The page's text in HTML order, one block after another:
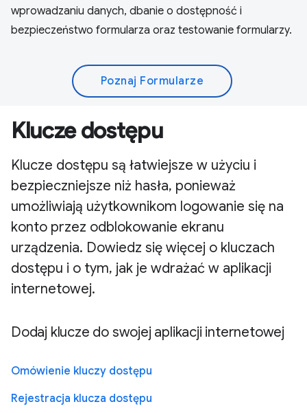
wprowadzaniu danych, dbanie o dostępność i
bezpieczeństwo formularza oraz testowanie formularzy.
Poznaj Formularze
Klucze dostępu
Klucze dostępu są łatwiejsze w użyciu i
bezpieczniejsze niż hasła, ponieważ
umożliwiają użytkownikom logowanie się na
konto przez odblokowanie ekranu
urządzenia. Dowiedz się więcej o kluczach
dostępu i o tym, jak je wdrażać w aplikacji
internetowej.
Dodaj klucze do swojej aplikacji internetowej
Omówienie kluczy dostępu
Rejestracja klucza dostępu